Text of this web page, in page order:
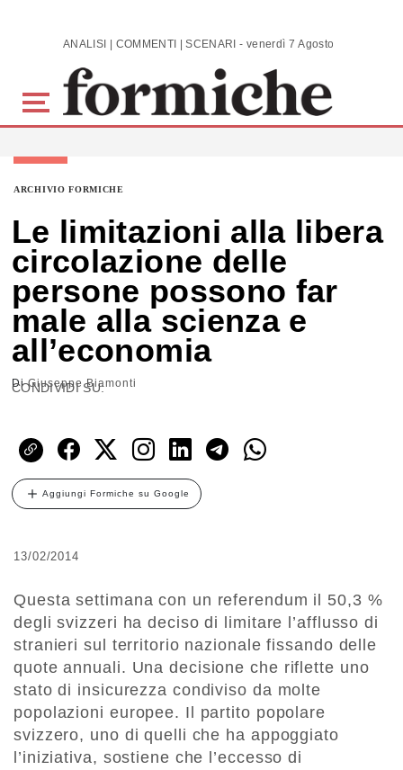
Skip to main content ANALISI | COMMENTI | SCENARI - venerdì 7 Agosto 2026
ARCHIVIO FORMICHE
Le limitazioni alla libera
circolazione delle
persone possono far
male alla scienza e
all’economia
DiGiuseppe Biamonti
CONDIVIDI SU:
Aggiungi Formiche su Google
13/02/2014
Questa settimana con un referendum il 50,3 %
degli svizzeri ha deciso di limitare l’afflusso di
stranieri sul territorio nazionale fissando delle
quote annuali. Una decisione che riflette uno
stato di insicurezza condiviso da molte
popolazioni europee. Il partito popolare
svizzero, uno di quelli che ha appoggiato
l’iniziativa, sostiene che l’eccesso di